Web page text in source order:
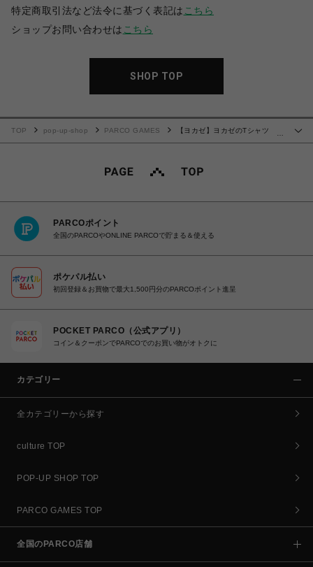
特定商取引法など法令に基づく表記は こちら
ショップお問い合わせは こちら
SHOP TOP
…
TOP pop-up-shop PARCO GAMES
【ヨカゼ】ヨカゼのTシャツ
PARCOポイント
全国のPARCOやONLINE PARCOで貯まる＆使える
ポケパル払い
初回登録＆お買物で最大1,500円分のPARCOポイント進呈
POCKET PARCO（公式アプリ）
コイン＆クーポンでPARCOでのお買い物がオトクに
カテゴリー
全カテゴリーから探す
culture TOP
POP-UP SHOP TOP
PARCO GAMES TOP
全国のPARCO店舗